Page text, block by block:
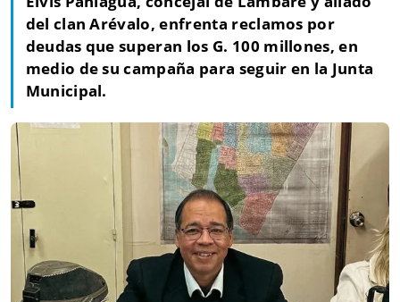
del clan Arévalo, enfrenta reclamos por
deudas que superan los G. 100 millones, en
medio de su campaña para seguir en la Junta
Municipal.